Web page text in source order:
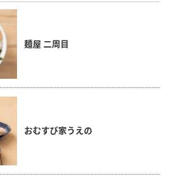
麺屋 二周目
おむすび家うえの